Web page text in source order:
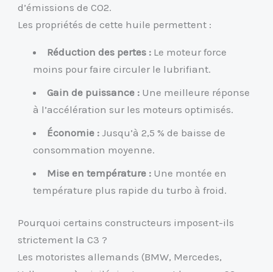
d’émissions de CO2.
Les propriétés de cette huile permettent :
Réduction des pertes : Le moteur force
moins pour faire circuler le lubrifiant.
Gain de puissance : Une meilleure réponse
à l’accélération sur les moteurs optimisés.
Économie : Jusqu’à 2,5 % de baisse de
consommation moyenne.
Mise en température : Une montée en
température plus rapide du turbo à froid.
Pourquoi certains constructeurs imposent-ils
strictement la C3 ?
Les motoristes allemands (BMW, Mercedes,